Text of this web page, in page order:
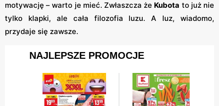
motywację – warto je mieć. Zwłaszcza że Kubota to już nie
tylko klapki, ale cała filozofia luzu. A luz, wiadomo,
przydaje się zawsze.